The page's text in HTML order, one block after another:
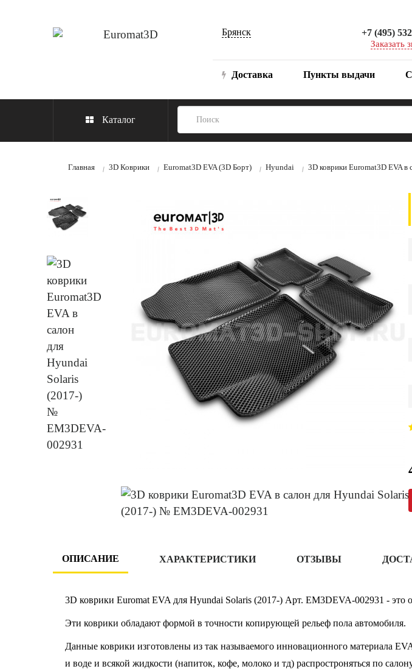
Брянск +7 (495)
Заказать
Доставка Пункты выдачи
Каталог
Главная 3D Коврики Euromat3D EVA (3D Борт) Hyundai 3D коврики Euromat3D EVA
ОПИСАНИЕ ХАРАКТЕРИСТИКИ ОТЗЫВЫ
3D коврики Euromat EVA для Hyundai Solaris (2017-) Арт. EM3DEVA-002931 - это
Эти коврики обладают формой в точности копирующей рельеф пола автомобиля.
Данные коврики изготовлены из так называемого инновационного материала
и воде и всякой жидкости (напиток, кофе, молоко и тд) распростроняться по